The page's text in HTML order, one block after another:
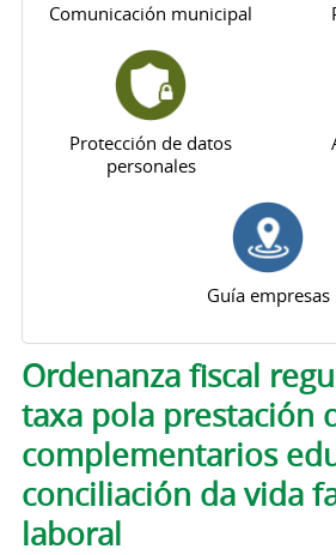
Comunicación municipal
Protección de datos
personales
Guía empresas
Solapas principales
Ordenanza fiscal
taxa pola prestación
complementarios
conciliación da vida
laboral